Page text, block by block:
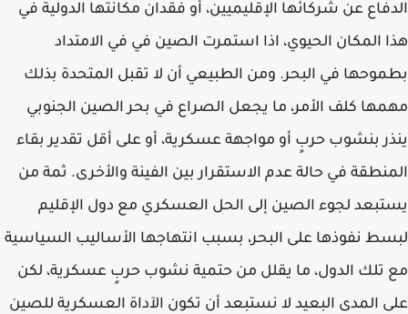
الدفاع عن شركائها الإقليميين، أو فقدان مكانتها الدولية في
هذا المكان الحيوي، اذا استمرت الصين في في الامتداد
بطموحها في البحر. ومن الطبيعي أن لا تقبل المتحدة بذلك
مهمها كلف الأمر، ما يجعل الصراع في بحر الصين الجنوبي
ينذر بنشوب حربٍ أو مواجهة عسكرية، أو على أقل تقدير بقاء
المنطقة في حالة عدم الاستقرار بين الفينة والأخرى. ثمة من
يستبعد لجوء الصين إلى الحل العسكري مع دول الإقليم
لبسط نفوذها على البحر، بسبب انتهاجها الأساليب السياسية
مع تلك الدول، ما يقلل من حتمية نشوب حربٍ عسكرية، لكن
على المدى البعيد لا نستبعد أن تكون الآداة العسكرية للصين